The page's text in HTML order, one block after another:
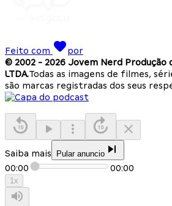
Feito com
por
© 2002 - 2026 Jovem Nerd Produção
LTDA.Todas as imagens de filmes,
são marcas registradas dos seus
Saiba mais Pular anuncio
00:00 00:00
1x